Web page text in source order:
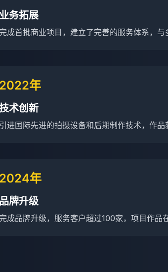
业务拓展
完成首批商业项目，建立了完善的服务体系，
2022年
术创新
引进国际先进的拍摄设备和后期制作技术，作品
2024年
品牌升级
完成品牌升级，服务客户超过100家，项目作品